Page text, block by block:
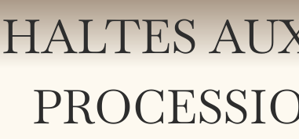
HALTES